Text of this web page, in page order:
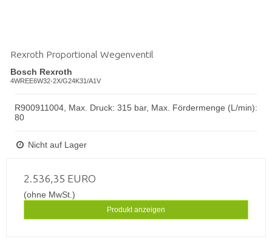
Rexroth Proportional Wegenventil
Bosch Rexroth
4WREE6W32-2X/G24K31/A1V
R900911004, Max. Druck: 315 bar, Max. Fördermenge (L/min):
80
Nicht auf Lager
2.536,35 EURO
(ohne MwSt.)
Produkt anzeigen